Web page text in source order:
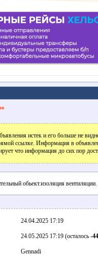
истек и его больше не
ссылке. Информация в
что информация до сих пор
обьект.изоляция
24.04.2025 17:19
24.05.2025 17:19 (осталось -
Gennadi